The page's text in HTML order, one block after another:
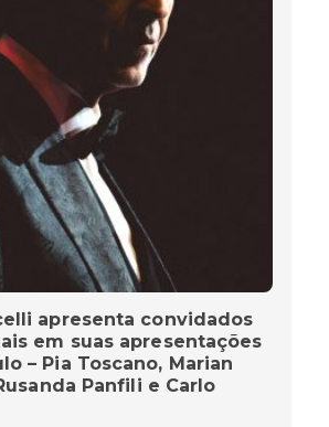
apresenta convidados
em suas apresentações
– Pia Toscano, Marian
Panfili e Carlo